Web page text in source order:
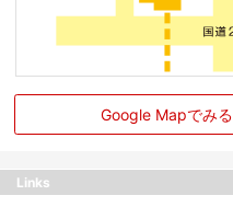
Google Mapでみる
Links